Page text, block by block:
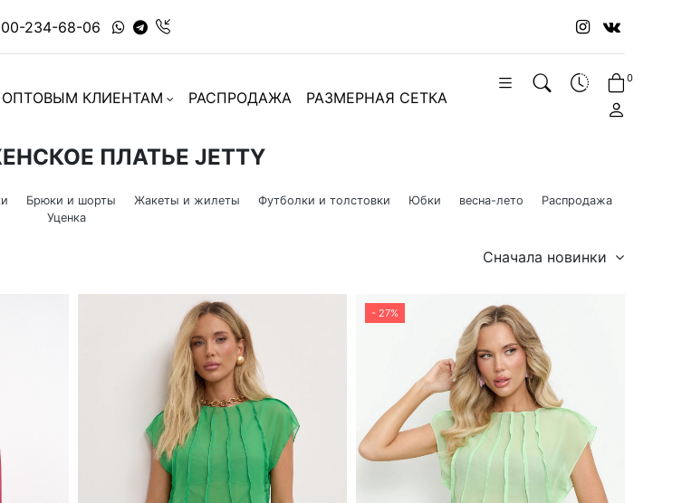
234-68-06
ОПТОВЫМ КЛИЕНТАМ РАСПРОДАЖА РАЗМЕРНАЯ СЕТКА
0
ПЛАТЬЕ JETTY
Брюки и шорты Жакеты и жилеты Футболки и толстовки Юбки весна-лето
Распродажа
Уценка
Сначала новинки
- 27%